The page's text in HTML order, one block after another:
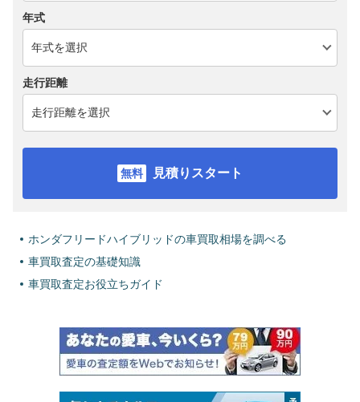
年式
走行距離
見積りスタート
ホンダフリードハイブリッドの車買取相場を調べる
車買取査定の基礎知識
車買取査定お役立ちガイド